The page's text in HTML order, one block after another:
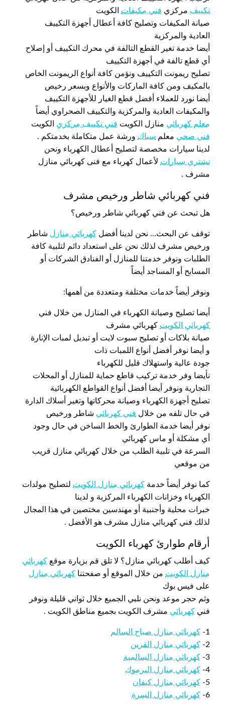
تكييف مركزي فني مكيفات الكويت
صيانة المكيفات وتصليح كافة أعطال أجهزة التكييف
العادية والمركزية
أيضا خدمة تغير القطع التالفة في محرك التكييف أو إصلاح
أي قطع تالفة في أجهزة التكييف
تصليح ريمونت التكييف ونؤمن كافة أنواع الريمونت الخاص
بالمكيف ومن كافة الماركات والأنواع وبسعر رخيص
أيضا نورد للعملاء أفضل قطع الغيار للأجهزة التكييف
والمكيفات العادية والمركزية والتكييف الصحراوي أيضاً
معلم كهربائي منازل الكويت فني تكييف مركزي الكويت
فني صحي معلم سباك ورشة عمل متكاملة بخدمتكم .
لدينا سيارات مخصصة لتصليح أعطال الكهرباء ونحن
نشتري سيارات لأعمال كهرباء مع فنى كهربائي منازل
مشرف .
فني كهربائي شاطر ورخيص مشرف
هل تبحث عن فني كهربائي شاطر ورخيص؟
توقف عن البحث… نحن لدينا أفضل كهربائي منازل شاطر
ورخيص مشرف لذلك نحن على استعداد دائم لتلبية كافة
الطلبات ونوفر خدمتنا للمنازل أو الفنادق الشركات أو
المسابح أو المساجد أيضاً
ونوفر أيضاً خدمات مختلفة ومتعددة من أهمها:
أيضا تصليح وصيانة الكهرباء في المنازل من خلال فني
كهربائي الكويت كهربائي مشرف
صيانة بلاكات أو تصليح سبوت لايت أو تبديل لمبات الإنارة
و أيضا نوفر أفضل أنواع اللمبات ذات
جودة عالية واستهلاك قليل للكهرباء
نأيضا وفر خدمة تركيب قاطع حماية للمنازل أو المحلات
التجارية ونوفر أيضا أفضل أنواع القواطع الكهربائية
تصليح أجهزة الكهرباء وصيانة محركاتها وتغير أسلاك الدارة
في حال تلفه من خلال فني كهربائي شاطر ورخيص
نوفر أيضا خدمة الطوارئ والخط الساخن في حال وجود
أي مشكلة أو ماس كهربائي
السرعة في تلبية الطلب من خلال كهربائي منازل قريب
من موقعي
كما نوفر أيضاً خدمة كهربائي منازل الكويت لتصليح مولدات
الكهرباء وخزانات الكهرباء المركزية و لدينا
خبرات محلية وأجنبية أو مهندسين مختصين في هذا المجال
لذلك فني كهربائي منازل مشرف هو الأفضل .
أرقام طوارئ كهرباء الكويت
كيف أطلب كهربائي منازل؟ لا تلق قم بزيارة موقع كهربائي
منازل الكويت من خلال الموقع أو صفحتنا كهربائي منازل
على فيس بوك
وثم حجر موعد ونحن نلبي الجميع خلال ثواني قليلة ونوفر
فني كهربائي مشرف الكويت بجميع مناطق الكويت .
1-
كهربائي منازل صباح السالم
2-
كهربائي منازل القرين
3-
كهربائي منازل السالمية
4-
كهربائي منازل اليرموك
5-
كهربائي منازل كيفان
6-
كهربائي منازل السرة